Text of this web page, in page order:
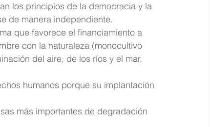
los principios de la democracia y la
de manera independiente.
que favorece el financiamiento a
con la naturaleza (monocultivo
del aire, de los ríos y el mar,
humanos porque su implantación
más importantes de degradación